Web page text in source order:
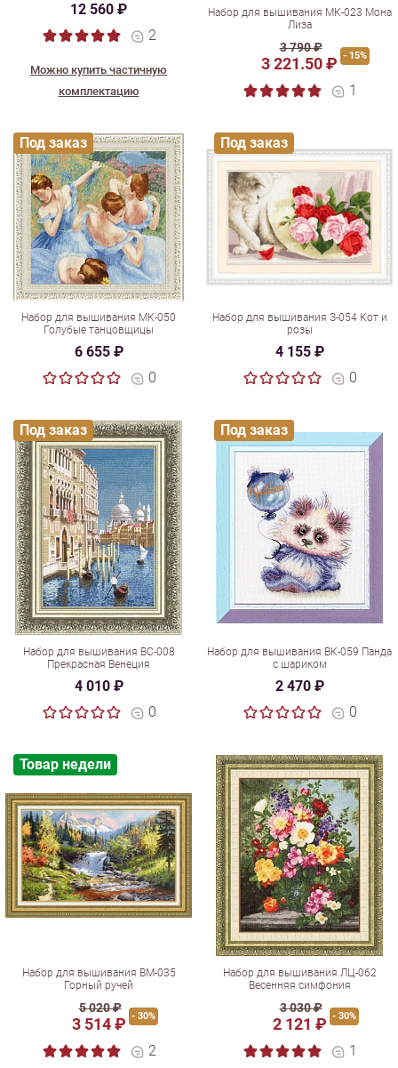
12 560 ₽
2
Можно купить частичную
комплектацию
Набор для вышивания МК-023 Мона
Лиза
3 790 ₽
3 221.50 ₽ - 15%
1
Набор для вышивания МК-050
Голубые танцовщицы
6 655 ₽
0
Под заказ
Набор для вышивания З-054 Кот и
розы
4 155 ₽
0
Под заказ
Набор для вышивания ВС-008
Прекрасная Венеция
4 010 ₽
0
Под заказ
Набор для вышивания ВК-059 Панда
с шариком
2 470 ₽
0
Под заказ
Набор для вышивания ВМ-035
Горный ручей
5 020 ₽
3 514 ₽ - 30%
2
Товар недели
Набор для вышивания ЛЦ-062
Весенняя симфония
3 030 ₽
2 121 ₽ - 30%
1